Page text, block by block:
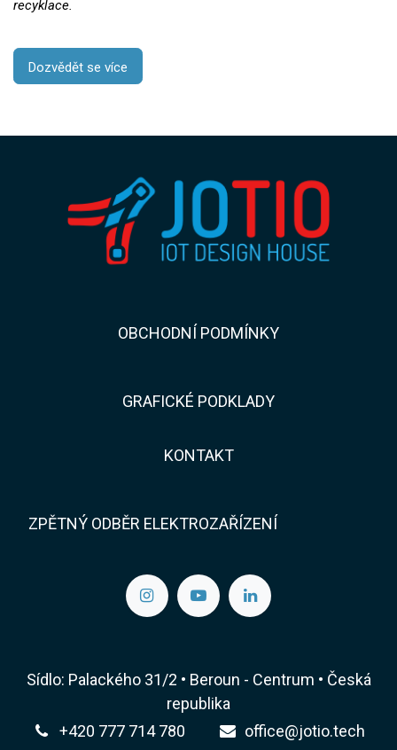
recyklace.
Dozvědět se více
​​OBCHODNÍ PODMÍNKY
GRAFICKÉ PODKLADY
KONTAKT​​
ZPĚTNÝ ODBĚR ELEKTROZAŘÍZENÍ
Sídlo: Palackého 31/2 • Beroun - Centrum • Česká
republika
+420 777 714 780
office@jotio.tech